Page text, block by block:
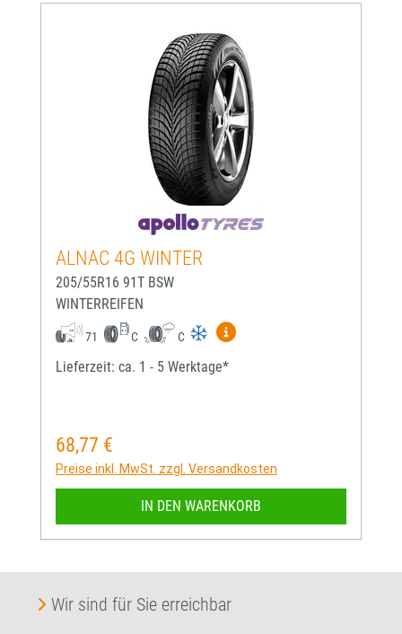
ALNAC 4G WINTER
205/55R16 91T BSW
WINTERREIFEN
71 C C
Mehr Informationen zum
Lieferzeit: ca. 1 - 5 Werktage*
Regulärer Preis:
68,77 €
Preise inkl. MwSt. zzgl. Versandkosten
IN DEN WARENKORB
Wir sind für Sie erreichbar